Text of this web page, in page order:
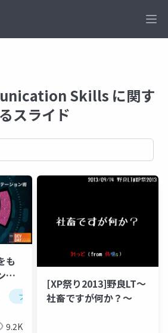
Skills に関す
るスライド
も
テ
プレゼン プレゼンテーション
9.2K
[XP祭り2013]野良LT～
社畜ですが何か？～